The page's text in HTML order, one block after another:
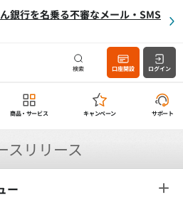
銀行を名乗る不審なメール・SMS
検索 口座開設 ログイン
商品・サービス キャンペーン サポート
スリリース
ー